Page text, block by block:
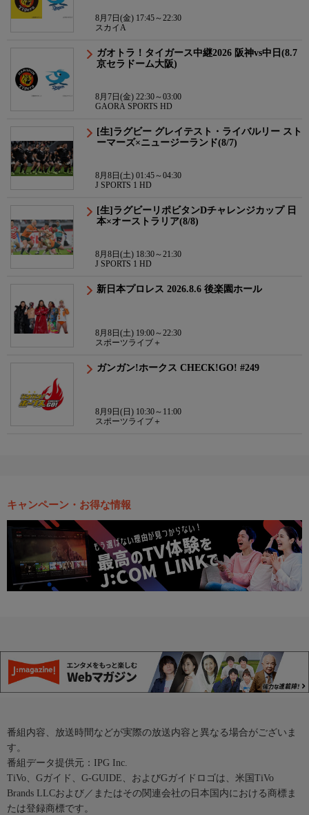
8月7日(金) 17:45～22:30
スカイA
ガオトラ！タイガース中継2026 阪神vs中日(8.7
京セラドーム大阪)
8月7日(金) 22:30～03:00
GAORA SPORTS HD
[生]ラグビー グレイテスト・ライバルリー スト
ーマーズ×ニュージーランド(8/7)
8月8日(土) 01:45～04:30
J SPORTS 1 HD
[生]ラグビーリポビタンDチャレンジカップ 日
本×オーストラリア(8/8)
8月8日(土) 18:30～21:30
J SPORTS 1 HD
新日本プロレス 2026.8.6 後楽園ホール
8月8日(土) 19:00～22:30
スポーツライブ＋
ガンガン!ホークス CHECK!GO! #249
8月9日(日) 10:30～11:00
スポーツライブ＋
キャンペーン・お得な情報
番組内容、放送時間などが実際の放送内容と異なる場合がございま
す。
番組データ提供元：IPG Inc.
TiVo、Gガイド、G-GUIDE、およびGガイドロゴは、米国TiVo
Brands LLCおよび／またはその関連会社の日本国内における商標ま
たは登録商標です。